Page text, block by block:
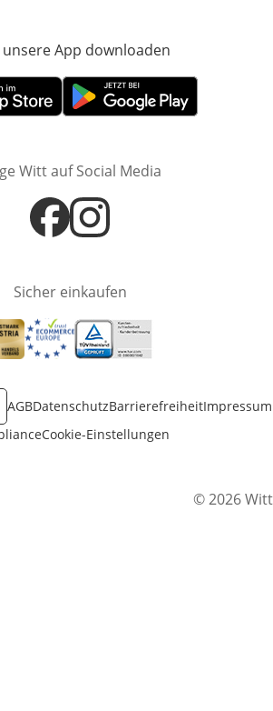
unsere App downloaden
neuem FensterÖffnet in neuem Fenster
Witt auf Social Media
Öffnet in neuem Fenster
Öffnet in neuem Fenster
Sicher einkaufen
in neuem Fenster
Öffnet in neuem Fenster
Öffnet in neuem Fenster
AGBDatenschutzBarrierefreiheitImpressum
Cookie-Einstellungen
© 2026 Witt